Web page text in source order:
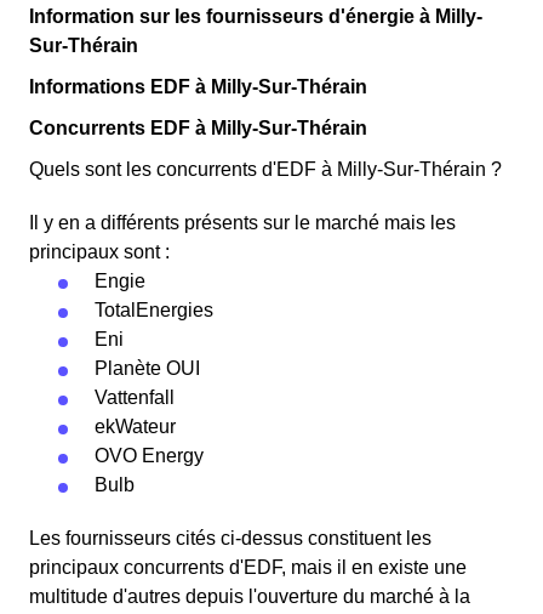
Information sur les fournisseurs d'énergie à Milly-
Sur-Thérain
Informations EDF à Milly-Sur-Thérain
Concurrents EDF à Milly-Sur-Thérain
Quels sont les concurrents d'EDF à Milly-Sur-Thérain ?
Il y en a différents présents sur le marché mais les
principaux sont :
Engie
TotalEnergies
Eni
Planète OUI
Vattenfall
ekWateur
OVO Energy
Bulb
Les fournisseurs cités ci-dessus constituent les
principaux concurrents d'EDF, mais il en existe une
multitude d'autres depuis l'ouverture du marché à la